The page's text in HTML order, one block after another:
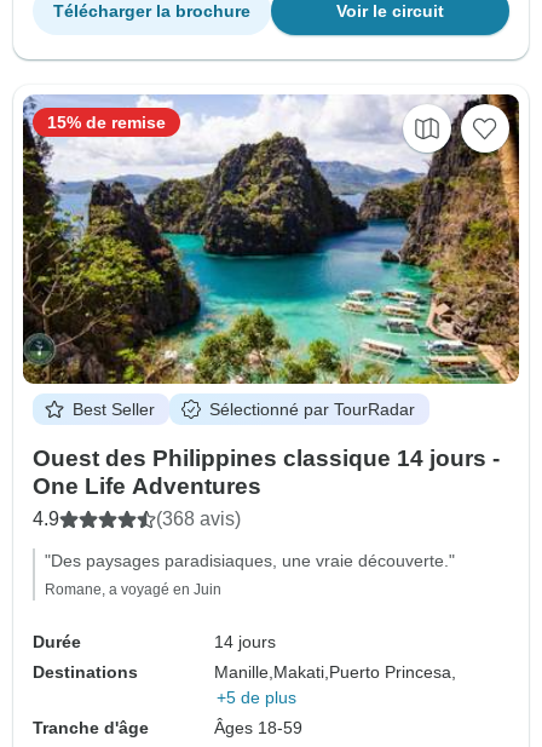
Voir le circuit
Télécharger la brochure
Best Seller Sélectionné par TourRadar
Ouest des Philippines classique 14 jours -
One Life Adventures
4.9 (368 avis)
"Des paysages paradisiaques, une vraie découverte."
Romane, a voyagé en Juin
Durée
14 jours
Destinations
Manille,Makati,Puerto Princesa,
+5 de plus
Tranche d'âge
Âges 18-59
15% de remise